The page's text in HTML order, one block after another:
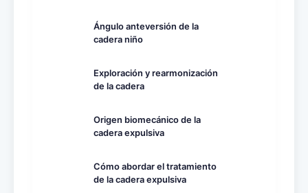
Ángulo anteversión de la
cadera niño
Exploración y rearmonización
de la cadera
Origen biomecánico de la
cadera expulsiva
Cómo abordar el tratamiento
de la cadera expulsiva